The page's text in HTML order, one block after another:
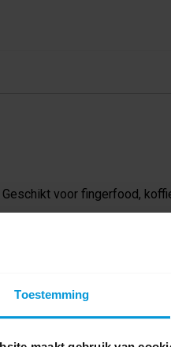
Toestemming
voor fingerfood,